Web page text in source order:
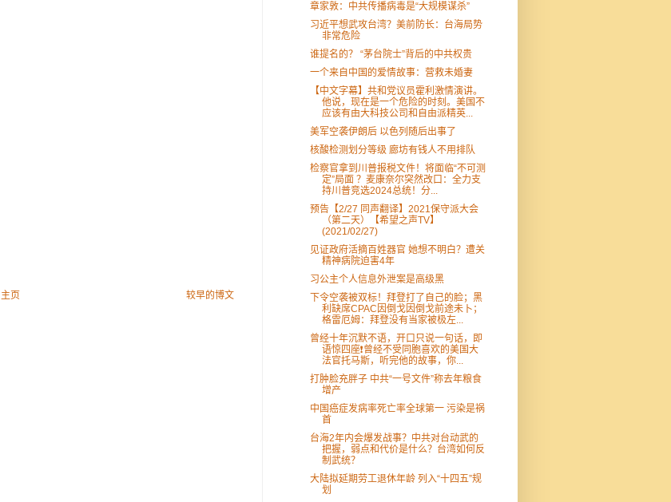
较早的博文
主页
章家敦：中共传播病毒是“大规模谋杀”
习近平想武攻台湾？美前防长：台海局势
非常危险
谁提名的？ “茅台院士”背后的中共权贵
一个来自中国的爱情故事：营救未婚妻
【中文字幕】共和党议员霍利激情演讲。
他说，现在是一个危险的时刻。美国不
应该有由大科技公司和自由派精英...
美军空袭伊朗后 以色列随后出事了
核酸检测划分等级 廊坊有钱人不用排队
检察官拿到川普报税文件！将面临“不可测
定”局面 ？麦康奈尔突然改口：全力支
持川普竞选2024总统！分...
预告【2/27 同声翻译】2021保守派大会
（第二天）【希望之声TV】
(2021/02/27)
见证政府活摘百姓器官 她想不明白？遭关
精神病院迫害4年
习公主个人信息外泄案是高级黑
下令空袭被双标！拜登打了自己的脸；黑
利缺席CPAC因倒戈因倒戈前途未卜；
格雷厄姆：拜登没有当家被极左...
曾经十年沉默不语，开口只说一句话，即
语惊四座❗️曾经不受同胞喜欢的美国大
法官托马斯，听完他的故事，你...
打肿脸充胖子 中共“一号文件”称去年粮食
增产
中国癌症发病率死亡率全球第一 污染是祸
首
台海2年内会爆发战事？中共对台动武的
把握，弱点和代价是什么？台湾如何反
制武统？
大陆拟延期劳工退休年龄 列入“十四五”规
划